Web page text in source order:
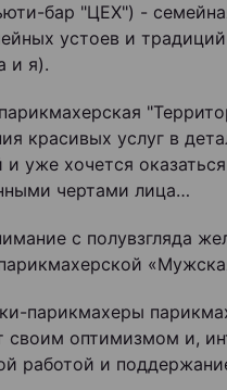
бар "ЦЕХ") -
устоев и
и я).
красивых услуг в
уже хочется
чертами лица…
с полувзгляда
парикмахеры
оптимизмом и,
работой и